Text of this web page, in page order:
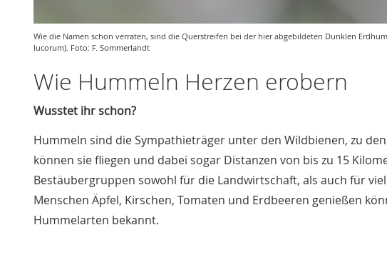
Wie die Namen schon verraten, sind die Querstreifen bei der hier abgebildeten Dunklen
lucorum). Foto: F. Sommerlandt
Wie Hummeln Herzen erobern
Wusstet ihr schon?
Hummeln sind die Sympathieträger unter den Wildbienen, zu
können sie fliegen und dabei sogar Distanzen von bis zu 15
Bestäubergruppen sowohl für die Landwirtschaft, als auch für
Menschen Äpfel, Kirschen, Tomaten und Erdbeeren genießen
Hummelarten bekannt.